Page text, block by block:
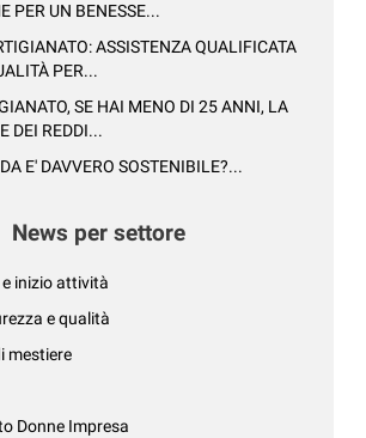
PER UN BENESSE...
ASSISTENZA QUALIFICATA
PER...
SE HAI MENO DI 25 ANNI, LA
DEI REDDI...
E' DAVVERO SOSTENIBILE?...
News per settore
inizio attività
e qualità
mestiere
Donne Impresa